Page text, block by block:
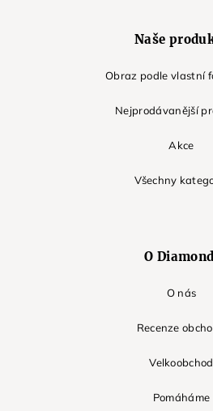
Naše
Obraz podle vlastní
Nejprodávanější
Akce
Všechny
O
O nás
Recenze
Velkoobchod
Pomáháme